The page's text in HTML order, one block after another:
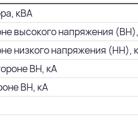
кВА
высокого напряжения
низкого напряжения (НН),
ВН, кА
ВН, кА